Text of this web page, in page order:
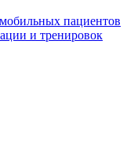
пациентов
и тренировок